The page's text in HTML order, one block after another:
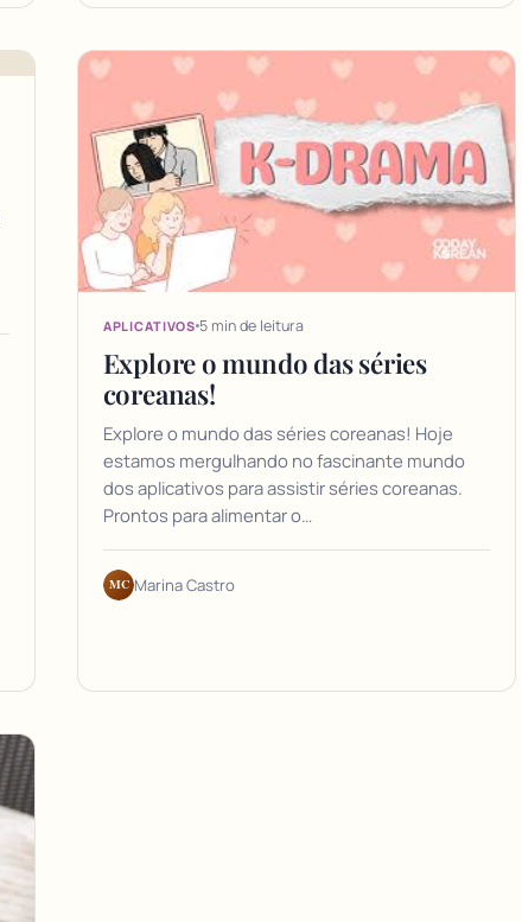
APLICATIVOS 5 min de leitura
Explore o mundo das séries
coreanas!
Explore o mundo das séries coreanas! Hoje
estamos mergulhando no fascinante mundo
dos aplicativos para assistir séries coreanas.
Prontos para alimentar o…
MC Marina Castro